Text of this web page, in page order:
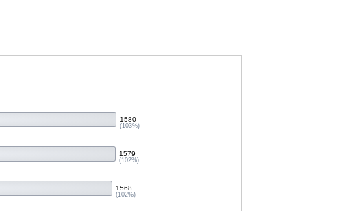
1580
(103%)
1579
(102%)
1568
(102%)